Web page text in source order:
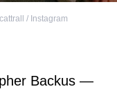
/ Instagram
Backus —